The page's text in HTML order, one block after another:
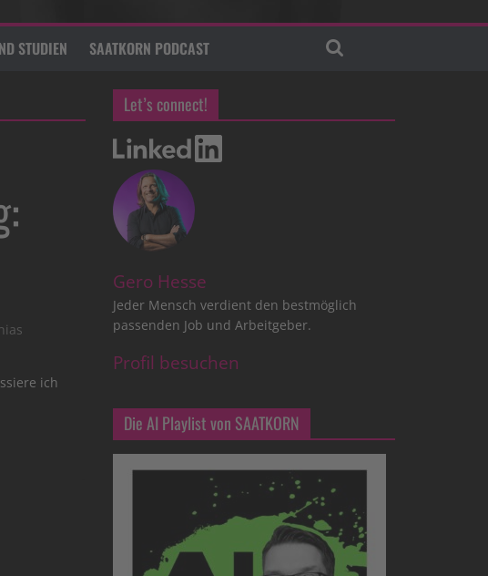
STUDIEN SAATKORN PODCAST
ich
Let’s connect!
Gero Hesse
Jeder Mensch verdient den bestmöglich
passenden Job und Arbeitgeber.
Profil besuchen
Die AI Playlist von SAATKORN